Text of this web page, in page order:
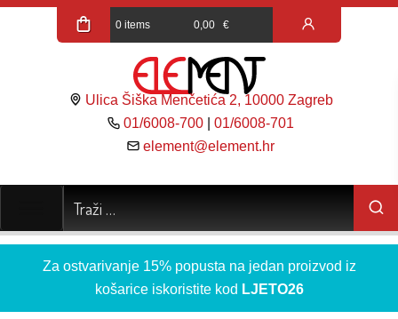
0 items 0,00 €
Ulica Šiška Menčetića 2, 10000 Zagreb
01/6008-700 |01/6008-701
element@element.hr
Za ostvarivanje 15% popusta na jedan proizvod iz
košarice iskoristite kod LJETO26